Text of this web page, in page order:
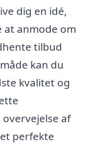
dig en idé,
at anmode om
tilbud
kan du
kvalitet og
af
perfekte